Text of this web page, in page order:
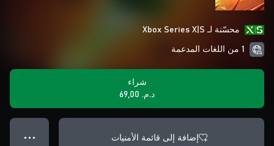
محسّنة لـ Xbox Series X|S
1 من اللغات المدعمة
شراء
د.م.‏ 69,00
إضافة إلى قائمة الأمنيات ● ● ●